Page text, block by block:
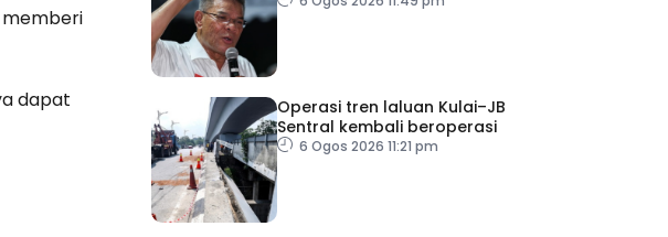
dapat
Operasi tren laluan Kulai–JB
Sentral kembali beroperasi
6 Ogos 2026 11:21 pm